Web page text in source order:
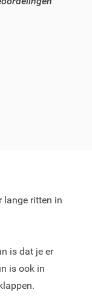
lange ritten in
is dat je er
is ook in